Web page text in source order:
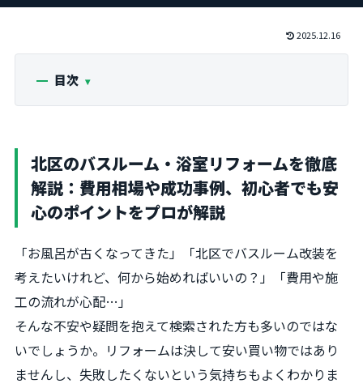
2025.12.16
目次
北区のバスルーム・浴室リフォームを徹底
解説：費用相場や成功事例、初心者でも安
心のポイントをプロが解説
「お風呂が古くなってきた」「北区でバスルーム改装を
考えたいけれど、何から始めればいいの？」「費用や施
工の流れが心配…」
そんな不安や疑問を抱えて検索された方も多いのではな
いでしょうか。リフォームは決して安い買い物ではあり
ませんし、失敗したくないという気持ちもよくわかりま